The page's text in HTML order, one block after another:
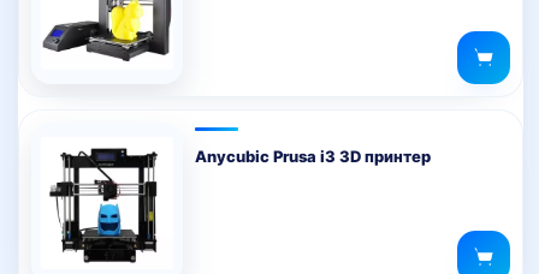
Anycubic Prusa i3 3D принтер